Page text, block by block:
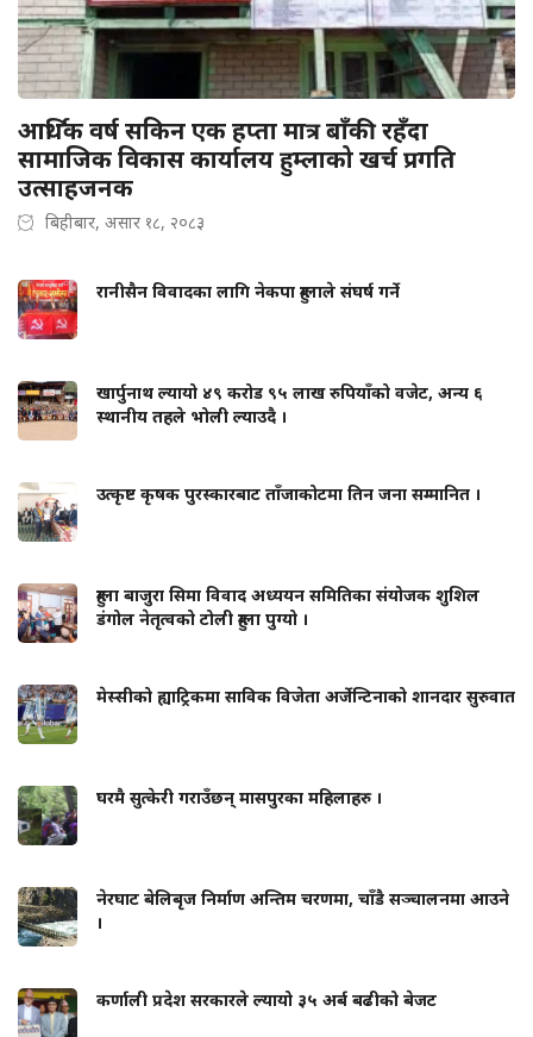
आर्थिक वर्ष सकिन एक हप्ता मात्र बाँकी रहँदा
सामाजिक विकास कार्यालय हुम्लाको खर्च प्रगति
उत्साहजनक
बिहीबार, असार १८, २०८३
रानीसैन विवादका लागि नेकपा हुम्लाले संघर्ष गर्ने
खार्पुनाथ ल्यायो ४९ करोड ९५ लाख रुपियाँको वजेट, अन्य ६
स्थानीय तहले भोली ल्याउदै ।
उत्कृष्ट कृषक पुरस्कारबाट ताँजाकोटमा तिन जना सम्मानित ।
हुम्ला बाजुरा सिमा विवाद अध्ययन समितिका संयोजक शुशिल
डंगोल नेतृत्वको टोली हुम्ला पुग्यो ।
मेस्सीको ह्याट्रिकमा साविक विजेता अर्जेन्टिनाको शानदार सुरुवात
घरमै सुत्केरी गराउँछन् मासपुरका महिलाहरु ।
नेरघाट बेलिबृज निर्माण अन्तिम चरणमा, चाँडै सञ्चालनमा आउने
।
कर्णाली प्रदेश सरकारले ल्यायो ३५ अर्ब बढीको बेजट